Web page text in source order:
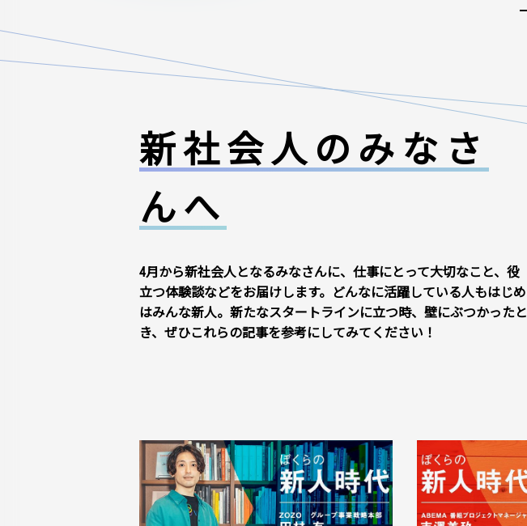
新社会人のみなさ
んへ
4月から新社会人となるみなさんに、仕事にとって大切なこと、役
立つ体験談などをお届けします。どんなに活躍している人もはじめ
はみんな新人。新たなスタートラインに立つ時、壁にぶつかったと
き、ぜひこれらの記事を参考にしてみてください！